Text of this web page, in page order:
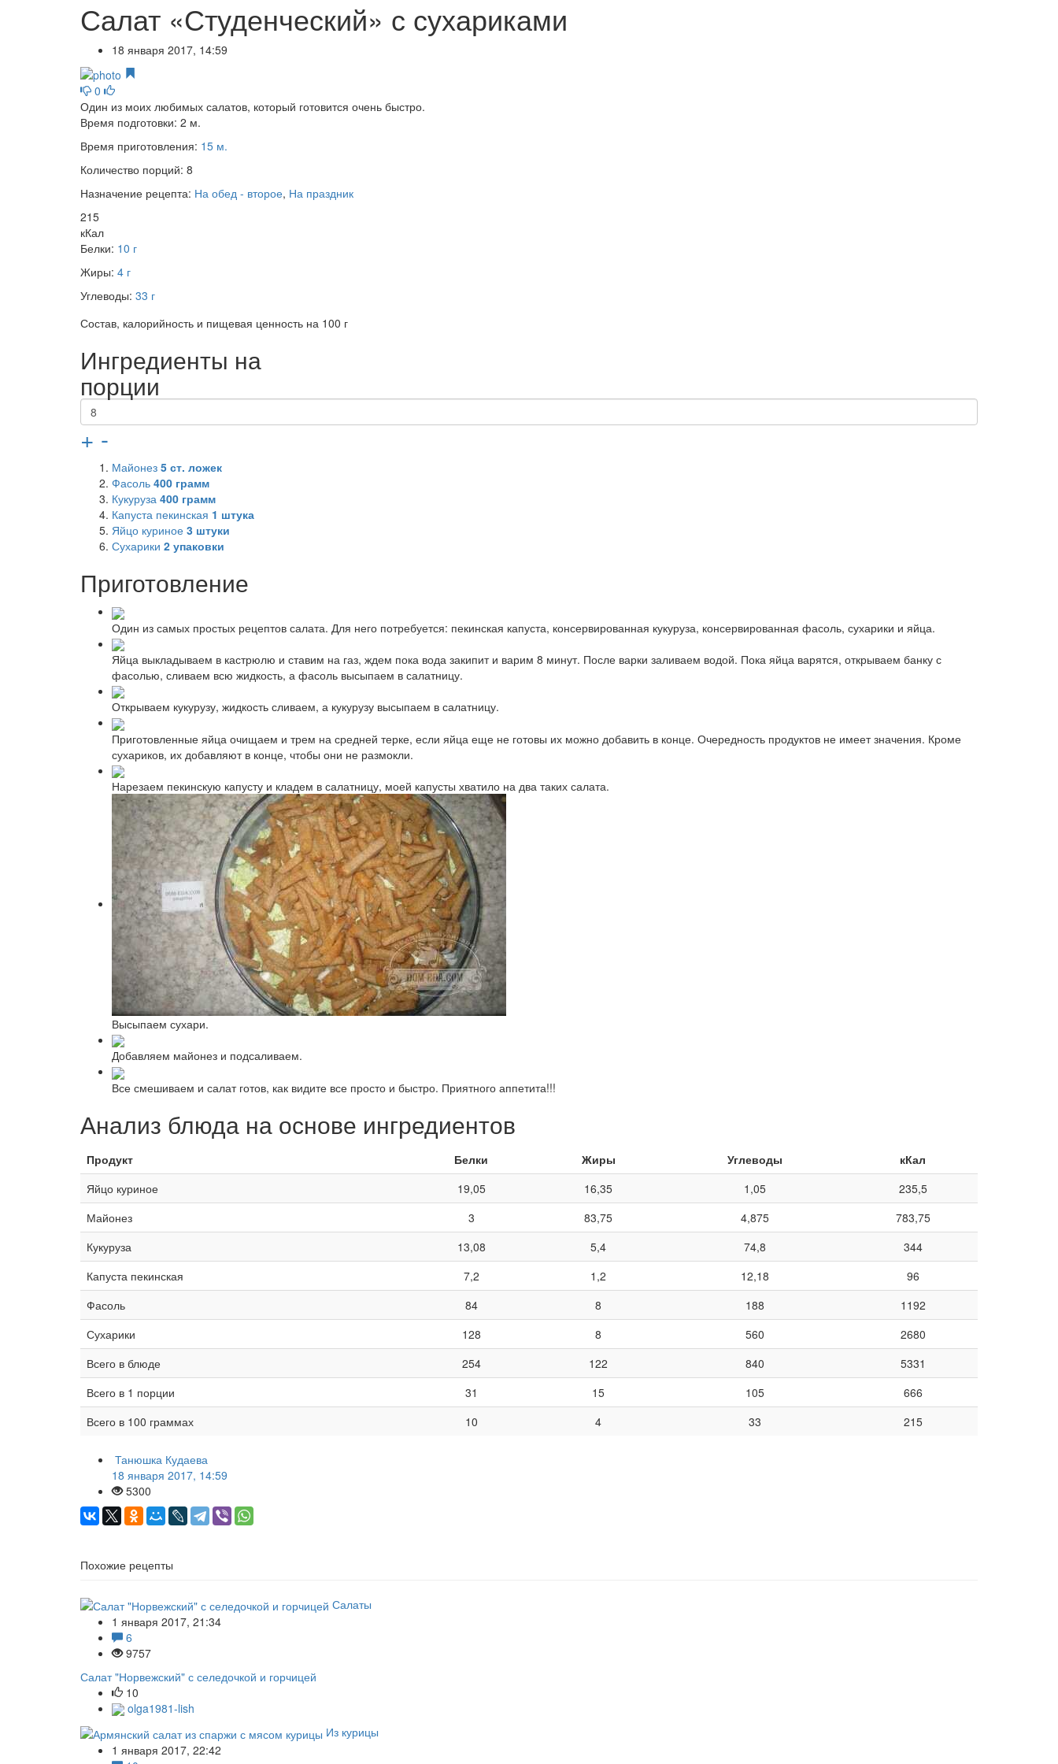
Салат «Студенческий» с сухариками
18 января 2017, 14:59
0
Один из моих любимых салатов, который готовится очень быстро.
Время подготовки: 2 м.
Время приготовления: 15 м.
Количество порций: 8
Назначение рецепта: На обед - второе, На праздник
215
кКал
Белки: 10 г
Жиры: 4 г
Углеводы: 33 г
Состав, калорийность и пищевая ценность на 100 г
Ингредиенты на
порции
+ -
Майонез 5 ст. ложек
Фасоль 400 грамм
Кукуруза 400 грамм
Капуста пекинская 1 штука
Яйцо куриное 3 штуки
Сухарики 2 упаковки
Приготовление
Один из самых простых рецептов салата. Для него потребуется: пекинская капуста, консервированная кукуруза, консервированная фасоль, сухарики и яйца.
Яйца выкладываем в кастрюлю и ставим на газ, ждем пока вода закипит и варим 8 минут. После варки заливаем водой. Пока яйца варятся, открываем банку с
фасолью, сливаем всю жидкость, а фасоль высыпаем в салатницу.
Открываем кукурузу, жидкость сливаем, а кукурузу высыпаем в салатницу.
Приготовленные яйца очищаем и трем на средней терке, если яйца еще не готовы их можно добавить в конце. Очередность продуктов не имеет значения. Кроме
сухариков, их добавляют в конце, чтобы они не размокли.
Нарезаем пекинскую капусту и кладем в салатницу, моей капусты хватило на два таких салата.
Высыпаем сухари.
Добавляем майонез и подсаливаем.
Все смешиваем и салат готов, как видите все просто и быстро. Приятного аппетита!!!
Анализ блюда на основе ингредиентов
Продукт Белки Жиры Углеводы
кКал
Яйцо куриное
19,05 16,35 1,05
235,5
Майонез
3 83,75 4,875
783,75
Кукуруза
13,08 5,4 74,8
344
Капуста пекинская
7,2 1,2 12,18
96
Фасоль
84 8 188
1192
Сухарики
128 8 560
2680
Всего в блюде
254 122 840
5331
Всего в 1 порции
31 15 105
666
Всего в 100 граммах
10 4 33 215
Танюшка Кудаева
18 января 2017, 14:59
5300
Похожие рецепты
Салаты
1 января 2017, 21:34
6
9757
Салат "Норвежский" с селедочкой и горчицей
10
olga1981-lish
Из курицы
1 января 2017, 22:42